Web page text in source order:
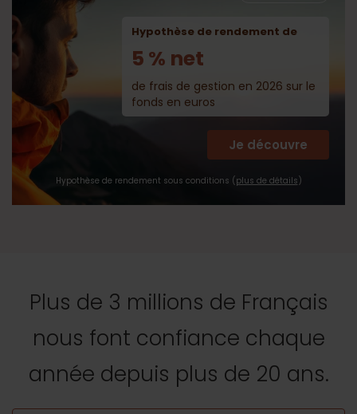
Hypothèse de rendement de
5 % net
de frais de gestion en 2026 sur le
fonds en euros
Hypothèse de rendement sous conditions ( plus de détails )
Je découvre
Plus de 3 millions de Français
nous font confiance chaque
année depuis plus de 20 ans.